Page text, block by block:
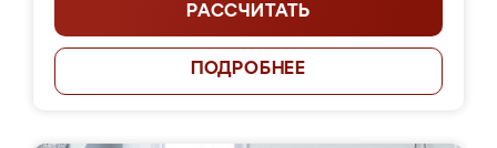
РАССЧИТАТЬ
ПОДРОБНЕЕ